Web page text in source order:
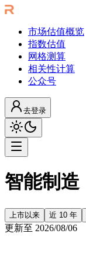
市场估值概览
指数估值
网格测算
相关性计算
公众号
去登录
智能制造
上市以来 近 10 年
更新至 2026/08/06